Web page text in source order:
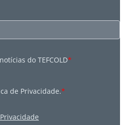
do TEFCOLD*
de Privacidade.*